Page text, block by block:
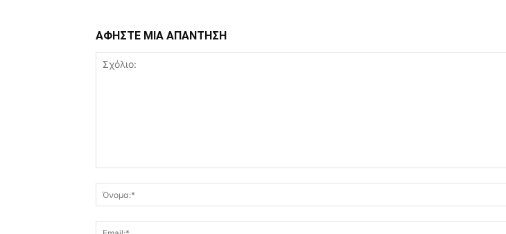
ΑΦΗΣΤΕ ΜΙΑ ΑΠΑΝΤΗΣΗ